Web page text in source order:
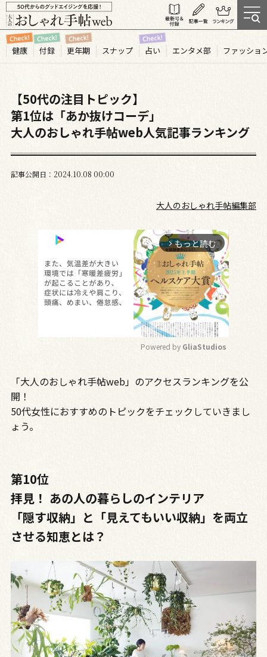
健康 付録 更年期 スナップ 占い エンタメ部 ファッショ
【50代の注目トピック】
第1位は「あか抜けコーデ」
大人のおしゃれ手帖web人気記事ランキング
記事公開日 2024.10 08 00:00
大人のおしゃれ手帖編集部
arrow_forward_ios もっと読む
u
e
Powered by GliaStudios
「大人のおしゃれ手帖web」のアクセスランキングを公
開！
50代女性におすすめのトピックをチェックしていきまし
ょう。
第10位
拝見！ あの人の暮らしのインテリア
「隠す収納」と「見えてもいい収納」を両立
させる知恵とは？